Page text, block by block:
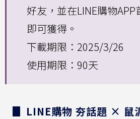
好友，並在LINE購物APP
即可獲得。
下載期限：2025/3/26
使用期限：90天
▊ LINE購物 夯話題 × 鼠